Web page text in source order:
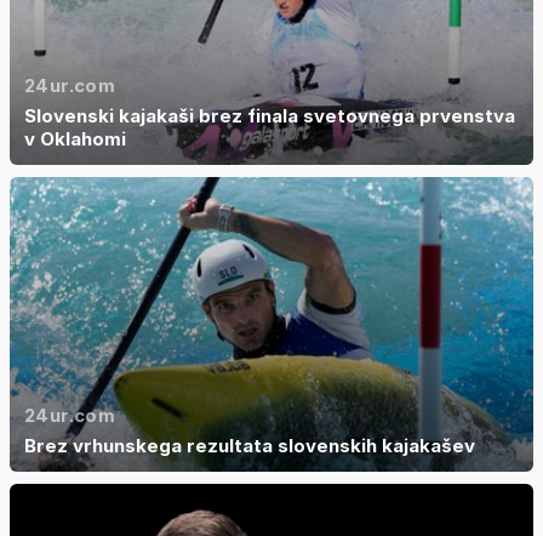
24ur.com
Slovenski kajakaši brez finala svetovnega prvenstva
v Oklahomi
24ur.com
Brez vrhunskega rezultata slovenskih kajakašev